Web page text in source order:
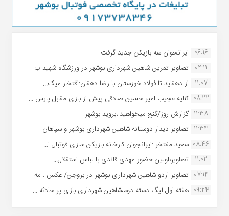
06:16 ایرانجوان سه بازیکن جدید گرفت...
02:11
تصاویر تمرین شاهین شهردارى بوشهر در ورزشگاه شهید ب...
11:07
از دهقاید تا فولاد خوزستان با رضا دهقان:افتخار میک...
08:22 کنایه عجیب امیر حسین صادقی پیش از بازی مقابل پارس ...
11:38 گزارش روز/گنج میخواهید ،بروید بوشهر!...
11:34 تصاویر دیدار دوستانه شاهین شهردارى بوشهر و سپاهان ...
08:46 سعید مفتخر :ایرانجوان کارخانه بازیکن سازی فوتبال ا...
11:02
تصاویر،اولین حضور مهدی قائدی با لباس استقلال...
07:14 تصاویر اردو شاهین شهرداری بوشهر در بروجن/ عکس : مه...
09:24 هفته اول لیگ دسته دوم،شاهین شهرداری بازی پر حادثه ...